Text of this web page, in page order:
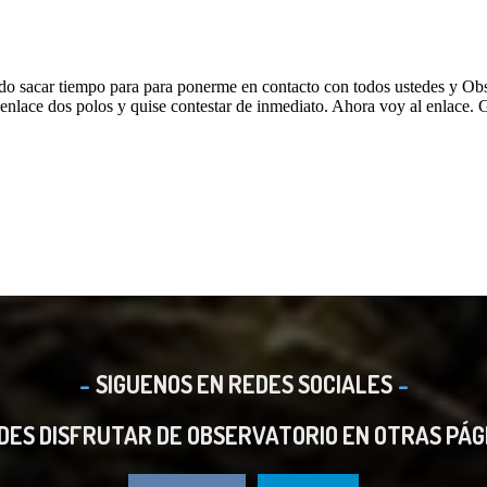
SIGUENOS EN REDES SOCIALES
DISFRUTAR DE OBSERVATORIO EN OTRAS